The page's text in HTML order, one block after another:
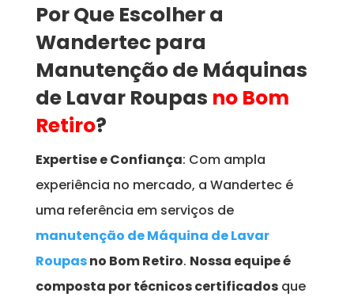
Por Que Escolher a
Wandertec para
Manutenção de Máquinas
de Lavar Roupas no Bom
Retiro?
Expertise e Confiança: Com ampla
experiência no mercado, a Wandertec é
uma referência em serviços de
manutenção de Máquina de Lavar
Roupasno Bom Retiro. Nossa equipe é
composta por técnicos certificadosque